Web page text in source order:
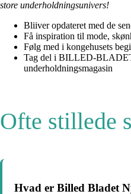
store underholdningsunivers!
Bliiver opdateret med de
Få inspiration til mode,
Følg med i kongehusets
Tag del i BILLED-
underholdningsmagasin
Ofte stillede
Hvad er Billed Bladet